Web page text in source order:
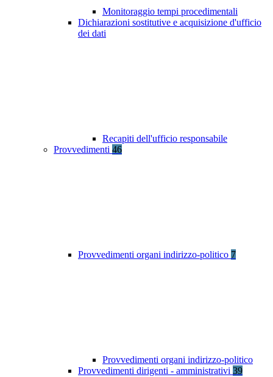
Monitoraggio tempi procedimentali
Dichiarazioni sostitutive e acquisizione d'ufficio
dei dati
Recapiti dell'ufficio responsabile
Provvedimenti 46
Provvedimenti organi indirizzo-politico 7
Provvedimenti organi indirizzo-politico
Provvedimenti dirigenti - amministrativi 39